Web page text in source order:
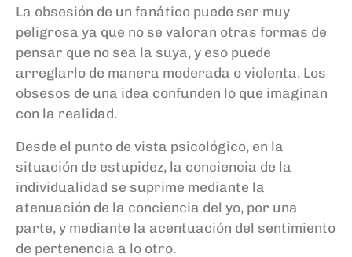
La obsesión de un fanático puede ser muy
peligrosa ya que no se valoran otras formas de
pensar que no sea la suya, y eso puede
arreglarlo de manera moderada o violenta. Los
obsesos de una idea confunden lo que imaginan
con la realidad.
Desde el punto de vista psicológico, en la
situación de estupidez, la conciencia de la
individualidad se suprime mediante la
atenuación de la conciencia del yo, por una
parte, y mediante la acentuación del sentimiento
de pertenencia a lo otro.